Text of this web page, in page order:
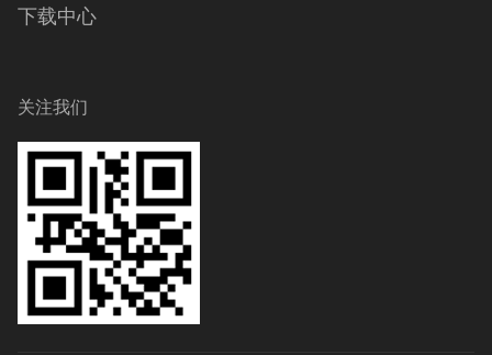
下载中心
关注我们